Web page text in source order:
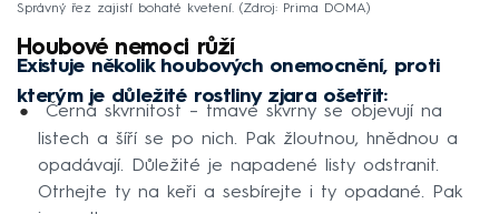
Správný řez zajistí bohaté kvetení. Zdroj: Prima DOMA
Houbové nemoci růží
Existuje několik houbových onemocnění, proti
kterým je důležité rostliny zjara ošetřit:
Černá skvrnitost – tmavé skvrny se objevují na
listech a šíří se po nich. Pak žloutnou, hnědnou a
opadávají. Důležité je napadené listy odstranit.
Otrhejte ty na keři a sesbírejte i ty opadané. Pak